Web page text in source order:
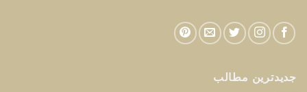
جدیدترین مطالب